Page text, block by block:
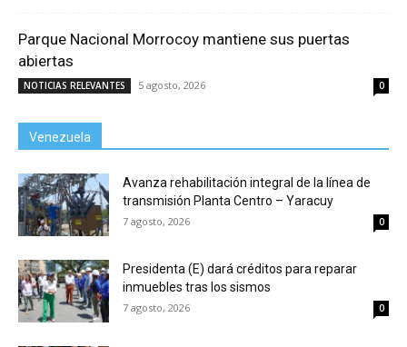
Parque Nacional Morrocoy mantiene sus puertas
abiertas
NOTICIAS RELEVANTES 5 agosto, 2026 0
Venezuela
Avanza rehabilitación integral de la línea de
transmisión Planta Centro – Yaracuy
7 agosto, 2026 0
Presidenta (E) dará créditos para reparar
inmuebles tras los sismos
7 agosto, 2026 0